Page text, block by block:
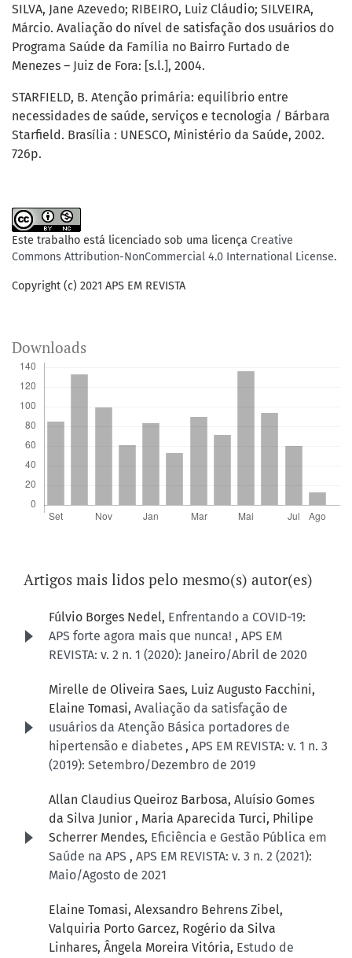
SILVA, Jane Azevedo; RIBEIRO, Luiz Cláudio; SILVEIRA,
Márcio. Avaliação do nível de satisfação dos usuários do
Programa Saúde da Família no Bairro Furtado de
Menezes – Juiz de Fora: [s.l.], 2004.
STARFIELD, B. Atenção primária: equilíbrio entre
necessidades de saúde, serviços e tecnologia / Bárbara
Starfield. Brasília : UNESCO, Ministério da Saúde, 2002.
726p.
Este trabalho está licenciado sob uma licença Creative
Commons Attribution-NonCommercial 4.0 International License.
Copyright (c) 2021 APS EM REVISTA
Downloads
Artigos mais lidos pelo mesmo(s) autor(es)
Fúlvio Borges Nedel, Enfrentando a COVID-19:
APS forte agora mais que nunca! , APS EM
REVISTA: v. 2 n. 1 (2020): Janeiro/Abril de 2020
Mirelle de Oliveira Saes, Luiz Augusto Facchini,
Elaine Tomasi, Avaliação da satisfação de
usuários da Atenção Básica portadores de
hipertensão e diabetes , APS EM REVISTA: v. 1 n. 3
(2019): Setembro/Dezembro de 2019
Allan Claudius Queiroz Barbosa, Aluísio Gomes
da Silva Junior , Maria Aparecida Turci, Philipe
Scherrer Mendes, Eficiência e Gestão Pública em
Saúde na APS , APS EM REVISTA: v. 3 n. 2 (2021):
Maio/Agosto de 2021
Elaine Tomasi, Alexsandro Behrens Zibel,
Valquiria Porto Garcez, Rogério da Silva
Linhares, Ângela Moreira Vitória, Estudo de